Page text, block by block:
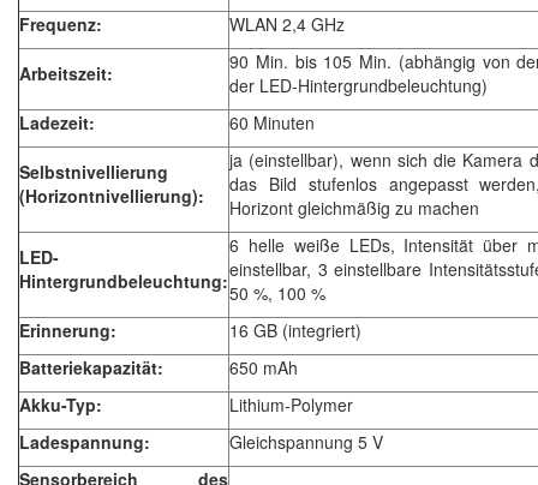
Frequenz:
WLAN 2,4 GHz
Arbeitszeit:
90 Min. bis 105 Min. (abhängig von
der LED-Hintergrundbeleuchtung)
Ladezeit:
60 Minuten
Selbstnivellierung
(Horizontnivellierung):
ja (einstellbar), wenn sich die Kamera
das Bild stufenlos angepasst
Horizont gleichmäßig zu machen
LED-
Hintergrundbeleuchtung:
6 helle weiße LEDs, Intensität über
einstellbar, 3 einstellbare
50 %, 100 %
Erinnerung:
16 GB (integriert)
Batteriekapazität:
650 mAh
Akku-Typ:
Lithium-Polymer
Ladespannung:
Gleichspannung 5 V
Sensorbereich des